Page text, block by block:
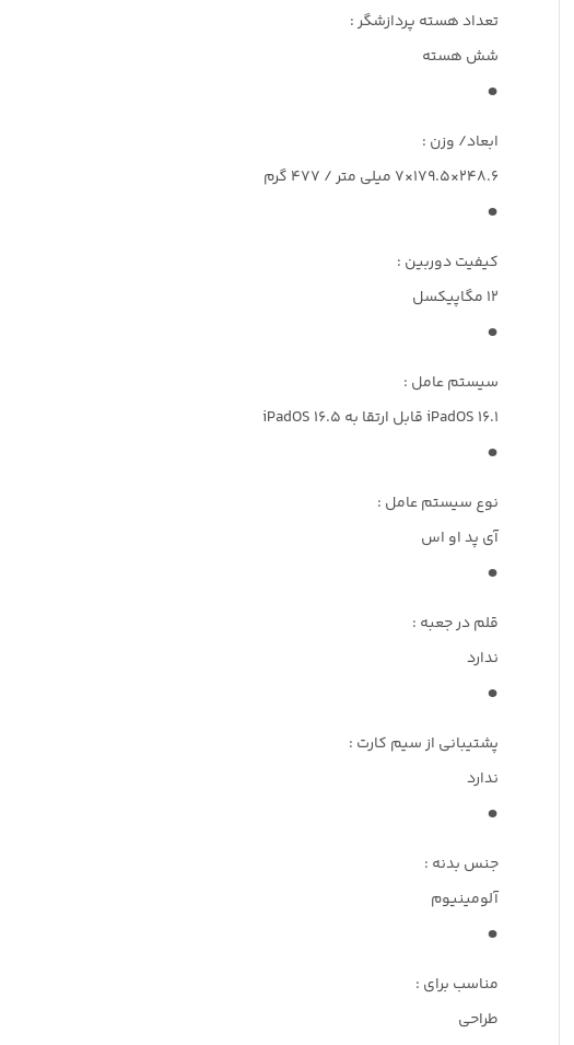
تعداد هسته پردازشگر :
شش هسته
ابعاد/ وزن :
248.6×179.5×7 میلی متر / 477 گرم
کیفیت دوربین :
12 مگاپیکسل
سیستم عامل :
iPadOS 16.1 قابل ارتقا به iPadOS 16.5
نوع سیستم عامل :
آی پد او اس
قلم در جعبه :
ندارد
پشتیبانی از سیم‌ کارت :
ندارد
جنس بدنه :
آلومینیوم
مناسب برای :
طراحی